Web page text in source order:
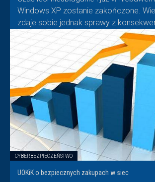
Windows XP zostanie zakończone.
zdaje sobie jednak sprawy z
CYBERBEZPIECZEŃSTWO
UOKiK o bezpiecznych zakupach w siec